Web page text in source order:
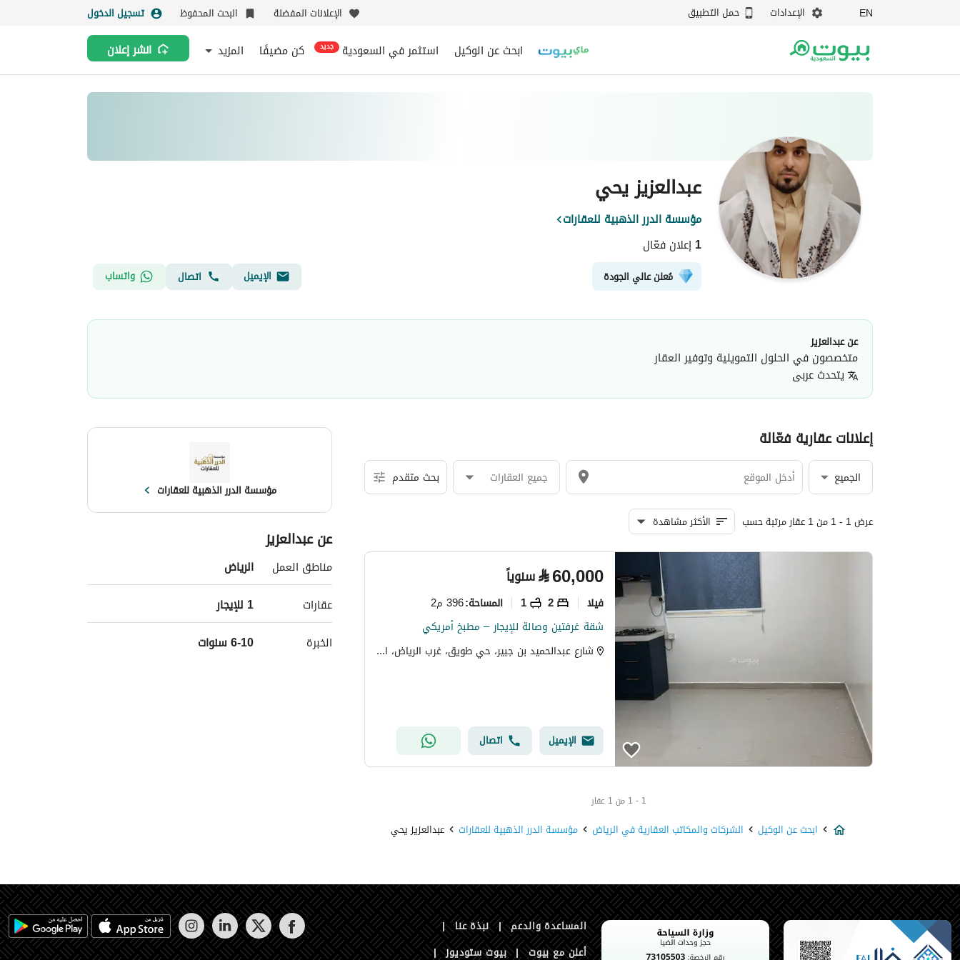
EN الإعدادات حمل التطبيق الإعلانات المفضلة البحث المحفوظ تسجيل الدخول
ابحث عن الوكيل استثمر في السعودية جديد كن مضيفًا المزيد انشر إعلان
عبدالعزيز يحي
مؤسسة الدرر الذهبية للعقارات
1إعلان فعّال
مُعلن عالي الجودة الإيميل اتصال واتساب
عن عبدالعزيز
متخصصون في الحلول التمويلية وتوفير العقار
يتحدثعربى
إعلانات عقارية فعّالة
الجميع جميع العقارات بحث متقدم
عرض 1 - 1 من 1 عقار مرتبة حسب الأكثر مشاهدة
⃁60,000 سنوياً
فیلا 2
1 المساحة:396 م2
شقة غرفتين وصالة للإيجار – مطبخ أمريكي
شارع عبدالحميد بن جبير، حي طويق، غرب الرياض، الرياض
الإيميل اتصال
1 - 1 من 1 عقار
ابحث عن الوكيل الشركات والمكاتب العقارية في الرياض مؤسسة الدرر الذهبية للعقارات عبدالعزيز يحي
مؤسسة الدرر الذهبية للعقارات
عن عبدالعزيز
مناطق العمل
الرياض
عقارات
1 للإيجار
الخبرة
6-10 سنوات
المساعدة والدعم | نبذة عنا |
أعلن مع بيوت | بيوت ستوديوز |